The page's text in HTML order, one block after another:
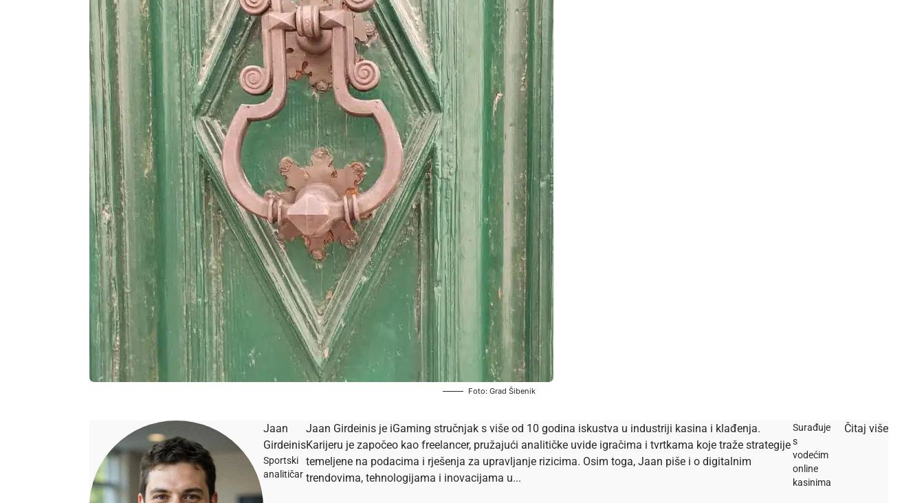
Foto: Grad Šibenik
Jaan
Girdeinis
Sportski
analitičar
Jaan Girdeinis je iGaming stručnjak s više od 10 godina iskustva u industriji kasina i klađenja.
Karijeru je započeo kao freelancer, pružajući analitičke uvide igračima i tvrtkama koje traže strategije
temeljene na podacima i rješenja za upravljanje rizicima. Osim toga, Jaan piše i o digitalnim
trendovima, tehnologijama i inovacijama u...
Surađuje
s
vodećim
online
kasinima
Čitaj više